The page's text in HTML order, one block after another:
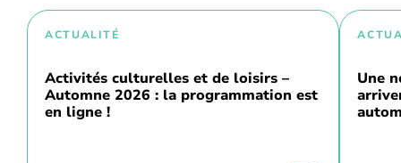
ACTUALITÉ
Activités culturelles et de loisirs –
Automne 2026 : la programmation est
en ligne !
Une